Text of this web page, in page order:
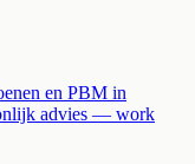
en PBM in
advies — work